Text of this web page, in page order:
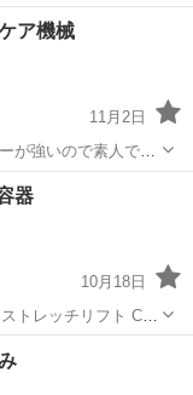
完備 銅ケーブルの加
つくる工場で、機械
ア機械
11月2日
が強いので素人で使
れる
業務用
器
10月18日